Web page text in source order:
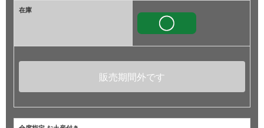
在庫
販売期間外です